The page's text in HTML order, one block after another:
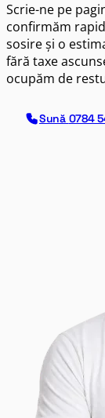
Scrie-ne pe
confirmăm
sosire și o
fără taxe
ocupăm de
Sună 0784